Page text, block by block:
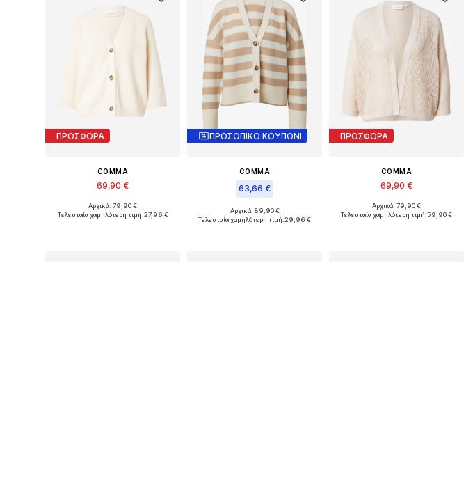
ΠΡΟΣΦΟΡΑ
COMMA
69,90 €
Διαθέσιμο σε πολλά μεγέθη
Αρχικά: 79,90 €
Τελευταία χαμηλότερη τιμή:27,96 €
ΠΡΟΣΩΠΙΚΟ ΚΟΥΠΟΝΙ
COMMA
63,66 €
Διαθέσιμα μεγέθη: S, M, L, XL, XXL
Αρχικά: 89,90 €
Τελευταία χαμηλότερη τιμή:29,96 €
ΠΡΟΣΦΟΡΑ
COMMA
69,90 €
Διαθέσιμα μεγέθη: S, M, L
Αρχικά: 79,90 €
Τελευταία χαμηλότερη τιμή:59,90 €